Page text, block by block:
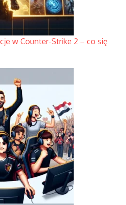
w Counter-Strike 2 – co się